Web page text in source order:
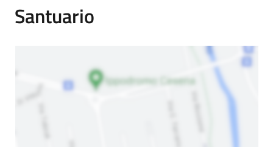
Santuario